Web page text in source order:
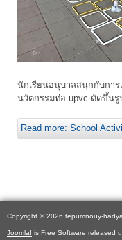
นักเรียนอนุบาลสนุกกับการ
นวัตกรรมท่อ upvc ดัดขึ้นรู
Read more: School
Copyright © 2026 tepumnouy-
Joomla! is Free Software released